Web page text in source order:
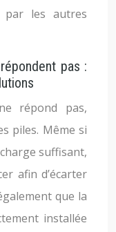
par les autres
pas :
répond pas,
piles. Même si
suffisant,
afin d’écarter
que la
installée